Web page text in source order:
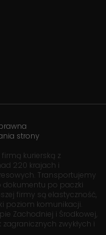
strony
kurierską z
220 krajach i
Transportujemy
dokumentu po paczki
firmy są elastyczność,
poziom komunikacji.
Zachodniej i Środkowej,
zwykłych i